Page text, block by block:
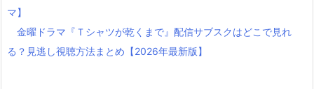
マ】
金曜ドラマ『Ｔシャツが乾くまで』配信サブスクはどこで見れ
る？見逃し視聴方法まとめ【2026年最新版】